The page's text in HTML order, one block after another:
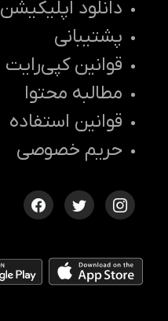
دانلود اپلیکیشن
پشتیبانی
قوانین کپی‌رایت
مطالبه محتوا
قوانین استفاده
حریم خصوصی